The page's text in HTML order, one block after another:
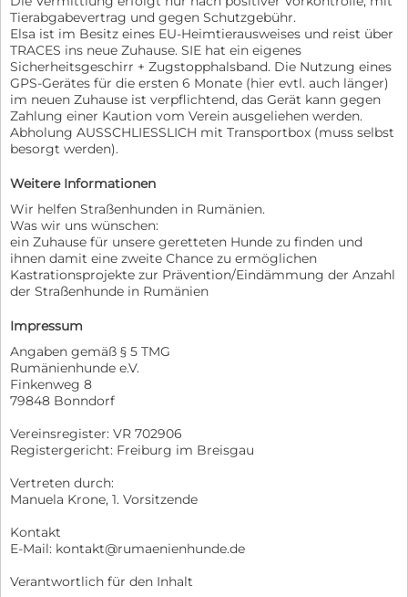
Tierabgabevertrag und gegen Schutzgebühr.
Elsa ist im Besitz eines EU-Heimtierausweises und reist über
TRACES ins neue Zuhause. SIE hat ein eigenes
Sicherheitsgeschirr + Zugstopphalsband. Die Nutzung eines
GPS-Gerätes für die ersten 6 Monate (hier evtl. auch länger)
im neuen Zuhause ist verpflichtend, das Gerät kann gegen
Zahlung einer Kaution vom Verein ausgeliehen werden.
Abholung AUSSCHLIESSLICH mit Transportbox (muss selbst
besorgt werden).
Weitere Informationen
Wir helfen Straßenhunden in Rumänien.
Was wir uns wünschen:
ein Zuhause für unsere geretteten Hunde zu finden und
ihnen damit eine zweite Chance zu ermöglichen
Kastrationsprojekte zur Prävention/Eindämmung der Anzahl
der Straßenhunde in Rumänien
Impressum
Angaben gemäß § 5 TMG
Rumänienhunde e.V.
Finkenweg 8
79848 Bonndorf
Vereinsregister: VR 702906
Registergericht: Freiburg im Breisgau
Vertreten durch:
Manuela Krone, 1. Vorsitzende
Kontakt
E-Mail: kontakt@rumaenienhunde.de
Verantwortlich für den Inhalt